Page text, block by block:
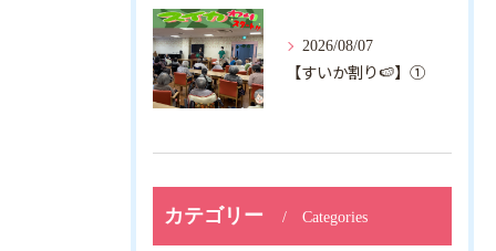
カテゴリー Categories
2026/08/07
【すいか割り🍉】①